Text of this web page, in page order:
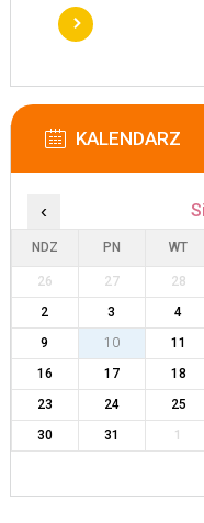
KALENDARZ
‹
NDZ PN WT
26 27 28
2
3 4
9
10 11
16
17 18
23
24 25
30
31 1